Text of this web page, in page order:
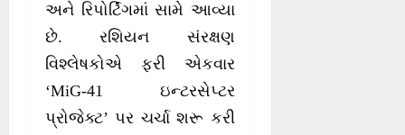
અને રિપોર્ટિંગમાં સામે આવ્યા
છે. રશિયન સંરક્ષણ
વિશ્લેષકોએ ફરી એકવાર
‘MiG-41 ઇન્ટરસેપ્ટર
પ્રોજેક્ટ’ પર ચર્ચા શરૂ કરી